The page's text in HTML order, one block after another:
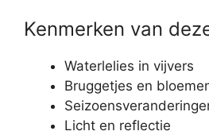
Kenmerken van
Waterlelies in vijvers
Bruggetjes en
Licht en reflectie